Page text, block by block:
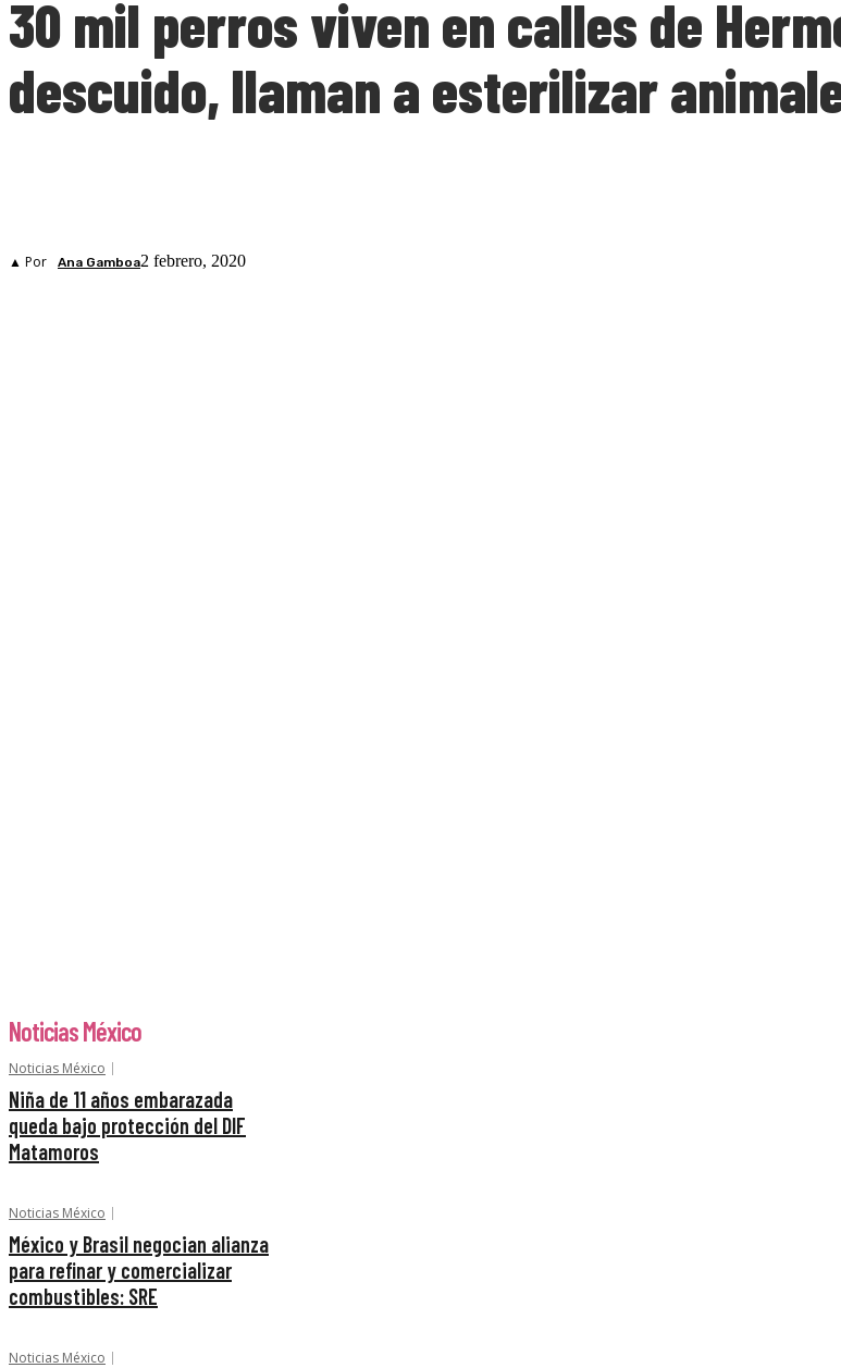
30 mil perros viven en calles de
descuido, llaman a esterilizar
▲ Por Ana Gamboa2 febrero, 2020
Noticias México
Noticias México
Niña de 11 años embarazada
queda bajo protección del DIF
Matamoros
Noticias México
México y Brasil negocian alianza
para refinar y comercializar
combustibles: SRE
Noticias México